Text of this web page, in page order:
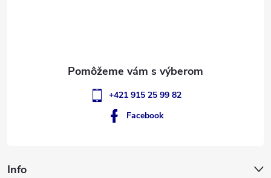
Info
+421 915 25 99 82
Facebook